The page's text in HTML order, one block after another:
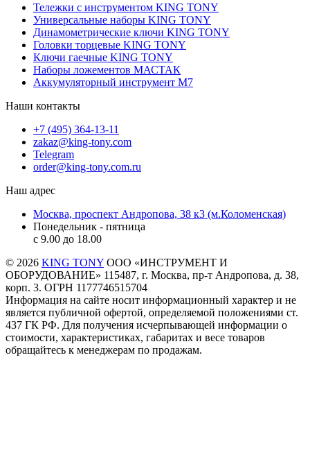
Тележки с инструментом KING TONY
Универсальные наборы KING TONY
Динамометрические ключи KING TONY
Головки торцевые KING TONY
Ключи гаечные KING TONY
Наборы ложементов МАСТАК
Аккумуляторный инструмент M7
Наши контакты
+7 (495) 364-13-11
zakaz@king-tony.com
Telegram
order@king-tony.com.ru
Наш адрес
Москва, проспект Андропова, 38 к3 (м.Коломенская)
Понедельник - пятница
c 9.00 до 18.00
© 2026 KING TONY ООО «ИНСТРУМЕНТ И
ОБОРУДОВАНИЕ» 115487, г. Москва, пр-т Андропова, д. 38,
корп. 3. ОГРН 1177746515704
Информация на сайте носит информационный характер и не
является публичной офертой, определяемой положениями ст.
437 ГК РФ. Для получения исчерпывающей информации о
стоимости, характеристиках, габаритах и весе товаров
обращайтесь к менеджерам по продажам.